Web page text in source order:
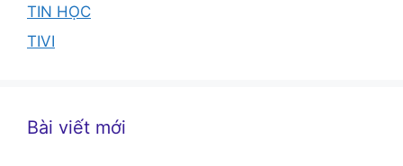
TIN HỌC
TIVI
Bài viết mới